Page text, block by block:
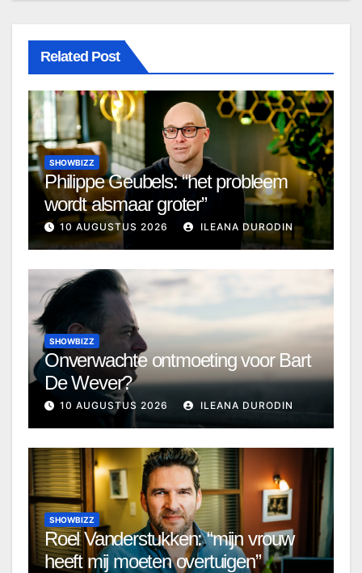
Related Post
SHOWBIZZ
Philippe Geubels: “het probleem
wordt alsmaar groter”
10 AUGUSTUS 2026 ILEANA DURODIN
SHOWBIZZ
Onverwachte ontmoeting voor Bart
De Wever?
10 AUGUSTUS 2026 ILEANA DURODIN
SHOWBIZZ
Roel Vanderstukken: “mijn vrouw
heeft mij moeten overtuigen”